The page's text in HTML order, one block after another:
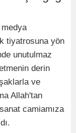
medya
tiyatrosuna yön
unutulmaz
derin
ve
Allah'tan
camiamıza